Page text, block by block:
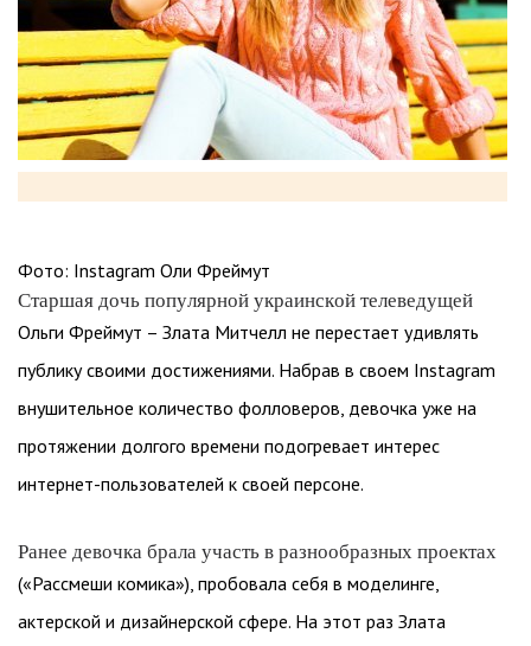
Фото: Instagram Оли Фреймут
Старшая дочь популярной украинской телеведущей
Ольги Фреймут – Злата Митчелл не перестает удивлять
публику своими достижениями. Набрав в своем Instagram
внушительное количество фолловеров, девочка уже на
протяжении долгого времени подогревает интерес
интернет-пользователей к своей персоне.
Ранее девочка брала участь в разнообразных проектах
(«Рассмеши комика»), пробовала себя в моделинге,
актерской и дизайнерской сфере. На этот раз Злата